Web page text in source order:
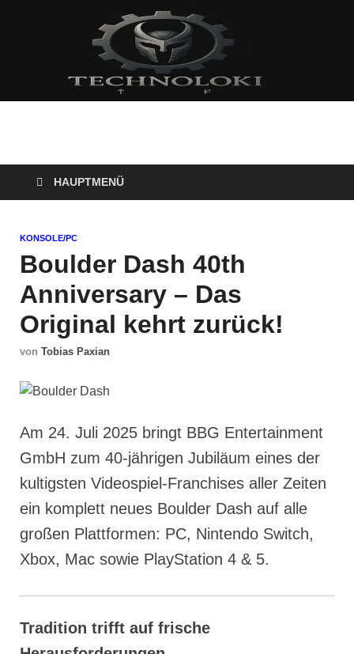
Technoloki: Gaming
und Entertainment
News
Blockbuster, Indie-Perlen und Retro-Klassiker.
HAUPTMENÜ
KONSOLE/PC
Boulder Dash 40th
Anniversary – Das
Original kehrt zurück!
von Tobias Paxian
Am 24. Juli 2025 bringt BBG Entertainment
GmbH zum 40-jährigen Jubiläum eines der
kultigsten Videospiel-Franchises aller Zeiten
ein komplett neues Boulder Dash auf alle
großen Plattformen: PC, Nintendo Switch,
Xbox, Mac sowie PlayStation 4 & 5.
Tradition trifft auf frische